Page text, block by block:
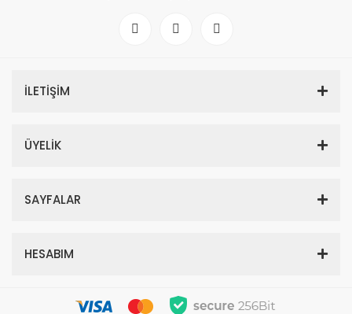
İLETİŞİM
ÜYELİK
SAYFALAR
HESABIM